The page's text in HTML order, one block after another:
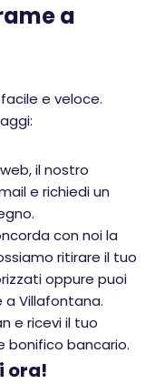
a
e veloce.
il nostro
e richiedi un
con noi la
ritirare il tuo
oppure puoi
Villafontana.
e ricevi il tuo
bancario.
ora!